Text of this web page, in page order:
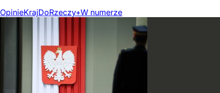
OpinieKrajDoRzeczy+W numerze